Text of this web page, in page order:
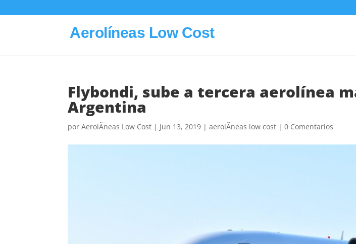
Aerolíneas Low Cost
Flybondi, sube a tercera aerolínea
Argentina
porAerolÃ­neas Low Cost | Jun 13, 2019 |aerolÃ­neas low cost |0 Comentarios